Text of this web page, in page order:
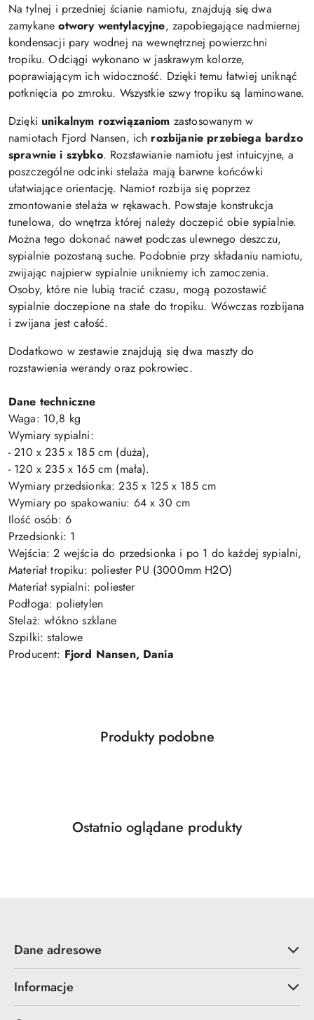
Na tylnej i przedniej ścianie namiotu, znajdują się dwa
zamykaneotwory wentylacyjne, zapobiegające nadmiernej
kondensacji pary wodnej na wewnętrznej powierzchni
tropiku. Odciągi wykonano w jaskrawym kolorze,
poprawiającym ich widoczność. Dzięki temu łatwiej uniknąć
potknięcia po zmroku. Wszystkie szwy tropiku są laminowane.
Dzięki unikalnym rozwiązaniom zastosowanym w
namiotach Fjord Nansen, ich rozbijanie przebiega bardzo
sprawnie i szybko. Rozstawianie namiotu jest intuicyjne, a
poszczególne odcinki stelaża mają barwne końcówki
ułatwiające orientację. Namiot rozbija się poprzez
zmontowanie stelaża w rękawach. Powstaje konstrukcja
tunelowa, do wnętrza której należy doczepić obie sypialnie.
Można tego dokonać nawet podczas ulewnego deszczu,
sypialnie pozostaną suche. Podobnie przy składaniu namiotu,
zwijając najpierw sypialnie unikniemy ich zamoczenia.
Osoby, które nie lubią tracić czasu, mogą pozostawić
sypialnie doczepione na stałe do tropiku. Wówczas rozbijana
i zwijana jest całość.
Dodatkowo w zestawie znajdują się dwa maszty do
rozstawienia werandy oraz pokrowiec.
Dane techniczne
Waga: 10,8 kg
Wymiary sypialni:
- 210 x 235 x 185 cm (duża),
- 120 x 235 x 165 cm (mała).
Wymiary przedsionka: 235 x 125 x 185 cm
Wymiary po spakowaniu: 64 x 30 cm
Ilość osób: 6
Przedsionki: 1
Wejścia: 2 wejścia do przedsionka i po 1 do każdej sypialni,
Materiał tropiku: poliester PU (3000mm H2O)
Materiał sypialni: poliester
Podłoga: polietylen
Stelaż: włókno szklane
Szpilki: stalowe
Producent: Fjord Nansen, Dania
Pomiń karuzelę produktów
Produkty
Produkty podobne
Pomiń karuzelę produktów
Produkty
Ostatnio oglądane produkty
Dane adresowe
Informacje